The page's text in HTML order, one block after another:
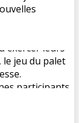
qui leur a
du CMSEA
exercer leurs
le jeu du palet
participants
longtemps et